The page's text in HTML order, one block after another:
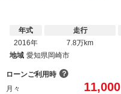
年式
2016年
走行
7.8万km
地域 愛知県岡崎市
ローンご利用時 ？
月々
11,000